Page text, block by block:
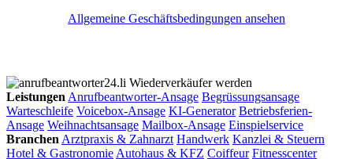
Allgemeine Geschäftsbedingungen ansehen
Wiederverkäufer werden
Leistungen Anrufbeantworter-Ansage Begrüssungsansage
Warteschleife Voicebox-Ansage KI-Generator Betriebsferien-
Ansage Weihnachtsansage Mailbox-Ansage Einspielservice
Branchen Arztpraxis & Zahnarzt Handwerk Kanzlei & Steuern
Hotel & Gastronomie Autohaus & KFZ Coiffeur Fitnesscenter